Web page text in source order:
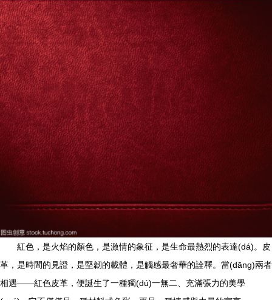
紅色，是火焰的顏色，是激情的象征，是生命最熱烈的表達(dá)。皮
革，是時間的見證，是堅韌的載體，是觸感最奢華的詮釋。當(dāng)兩者
相遇——紅色皮革，便誕生了一種獨(dú)一無二、充滿張力的美學